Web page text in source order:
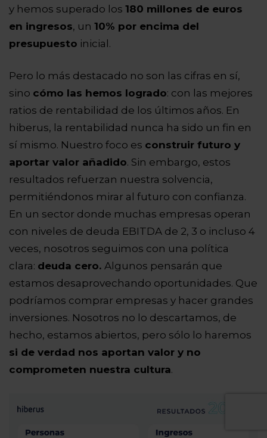
y hemos superado los 180 millones de euros
en ingresos, un 10% por encima del
presupuesto inicial.
Pero lo más destacado no son las cifras en sí,
sino cómo las hemos logrado: con las mejores
ratios de rentabilidad de los últimos años. En
hiberus, la rentabilidad nunca ha sido un fin en
sí mismo. Nuestro foco es construir futuro y
aportar valor añadido. Sin embargo, estos
resultados refuerzan nuestra solvencia,
permitiéndonos mirar al futuro con confianza.
En un sector donde muchas empresas operan
con niveles de deuda EBITDA de 2, 3 o incluso 4
veces, nosotros seguimos con una política
clara: deuda cero. Algunos pensarán que
estamos desaprovechando oportunidades. Que
podríamos comprar empresas y hacer grandes
inversiones. Nosotros no lo descartamos, de
hecho, estamos abiertos, pero sólo lo haremos
si de verdad nos aportan valor y no
comprometen nuestra cultura.